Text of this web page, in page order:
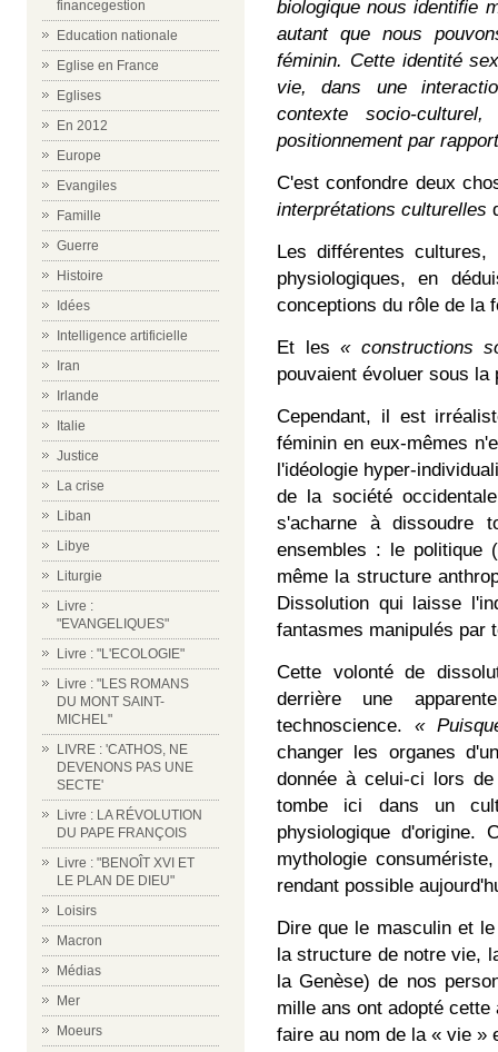
financegestion
Education nationale
Eglise en France
Eglises
En 2012
Europe
Evangiles
Famille
Guerre
Histoire
Idées
Intelligence artificielle
Iran
Irlande
Italie
Justice
La crise
Liban
Libye
Liturgie
Livre :
"EVANGELIQUES"
Livre : "L'ECOLOGIE"
Livre : "LES ROMANS
DU MONT SAINT-
MICHEL"
LIVRE : 'CATHOS, NE
DEVENONS PAS UNE
SECTE'
Livre : LA RÉVOLUTION
DU PAPE FRANÇOIS
Livre : "BENOÎT XVI ET
LE PLAN DE DIEU"
Loisirs
Macron
Médias
Mer
Moeurs
biologique nous identifie
autant que nous
féminin. Cette identité
vie, dans une
contexte socio-
positionnement par
C'est confondre deux
interprétations culturelles
Les différentes cultures,
physiologiques, en
conceptions du rôle de la
Et les« constructions
pouvaient évoluer sous
Cependant, il est
féminin en eux-mêmes
l'idéologie hyper-
de la société
s'acharne à
ensembles : le politique
même la structure
Dissolution qui laisse
fantasmes manipulés par
Cette volonté de
derrière une
technoscience.«
changer les organes
donnée à celui-ci lors
tombe ici dans un
physiologique d'origine.
mythologie
rendant possible
Dire que le masculin et
la structure de notre vie,
la Genèse) de nos
mille ans ont adopté
faire au nom de la « vie »